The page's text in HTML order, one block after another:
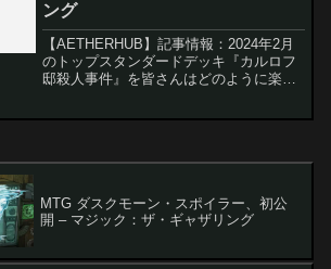
ング
【AETHERHUB】記事情報：2024年2月
のトップスタンダードデッキ『カルロフ
邸殺人事件』を皆さんはどのように楽し
MTG ダスクモーン・スポイラー、初公
開 – マジック：ザ・ギャザリング